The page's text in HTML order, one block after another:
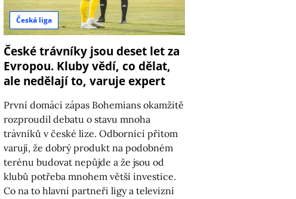
Česká liga
České trávníky jsou deset let za
Evropou. Kluby vědí, co dělat,
ale nedělají to, varuje expert
První domácí zápas Bohemians okamžitě
rozproudil debatu o stavu mnoha
trávníků v české lize. Odbornící přitom
varují, že dobrý produkt na podobném
terénu budovat nepůjde a že jsou od
klubů potřeba mnohem větší investice.
Co na to hlavní partneři ligy a televizní